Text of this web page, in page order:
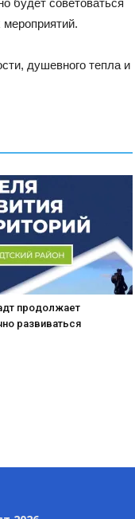
душевного тепла и
продолжает
развиваться